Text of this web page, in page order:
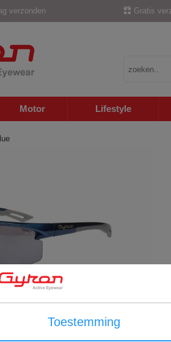
verzonden Gratis
Motor Lifestyle
Toestemming